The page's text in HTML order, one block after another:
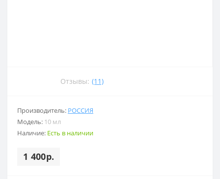
Отзывы: (11)
Производитель: РОССИЯ
Модель: 10 мл
Наличие: Есть в наличии
1 400р.